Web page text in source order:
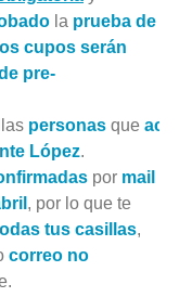
la prueba de
los cupos serán
pre-
personas que
López.
por mail
, por lo que te
tus casillas,
correo no